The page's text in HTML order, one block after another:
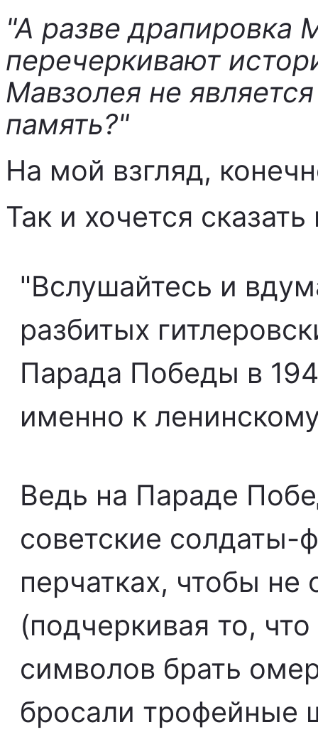
"А разве драпировка
перечеркивают
Мавзолея не
память?"
На мой взгляд,
Так и хочется
"Вслушайтесь и
разбитых
Парада Победы в
именно к
Ведь на Параде
советские солдаты-
перчатках, чтобы не
(подчеркивая то,
символов брать
бросали трофейные